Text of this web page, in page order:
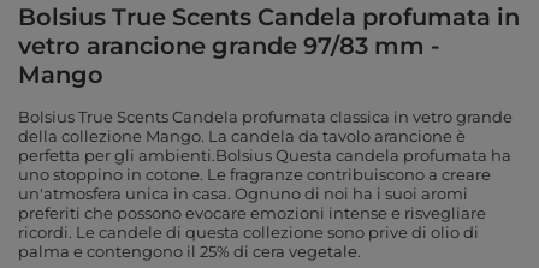
Bolsius True Scents Candela profumata in
vetro arancione grande 97/83 mm -
Mango
Bolsius True Scents Candela profumata classica in vetro grande
della collezione Mango. La candela da tavolo arancione è
perfetta per gli ambienti.Bolsius Questa candela profumata ha
uno stoppino in cotone. Le fragranze contribuiscono a creare
un'atmosfera unica in casa. Ognuno di noi ha i suoi aromi
preferiti che possono evocare emozioni intense e risvegliare
ricordi. Le candele di questa collezione sono prive di olio di
palma e contengono il 25% di cera vegetale.